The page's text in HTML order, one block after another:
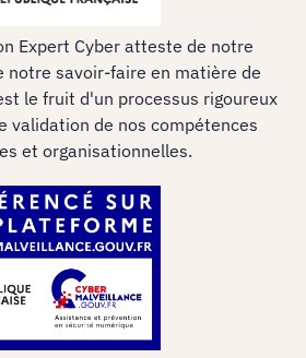
Expert Cyber atteste de notre
notre savoir-faire en matière de
le fruit d'un processus rigoureux
validation de nos compétences
et organisationnelles.